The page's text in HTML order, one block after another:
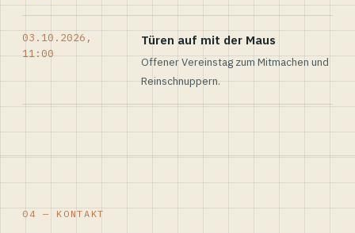
03.10.2026,
11:00
Türen auf mit der Maus
Offener Vereinstag zum Mitmachen und
Reinschnuppern.
04 — KONTAKT